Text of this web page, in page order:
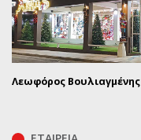
Λεωφόρος Βουλιαγμένης